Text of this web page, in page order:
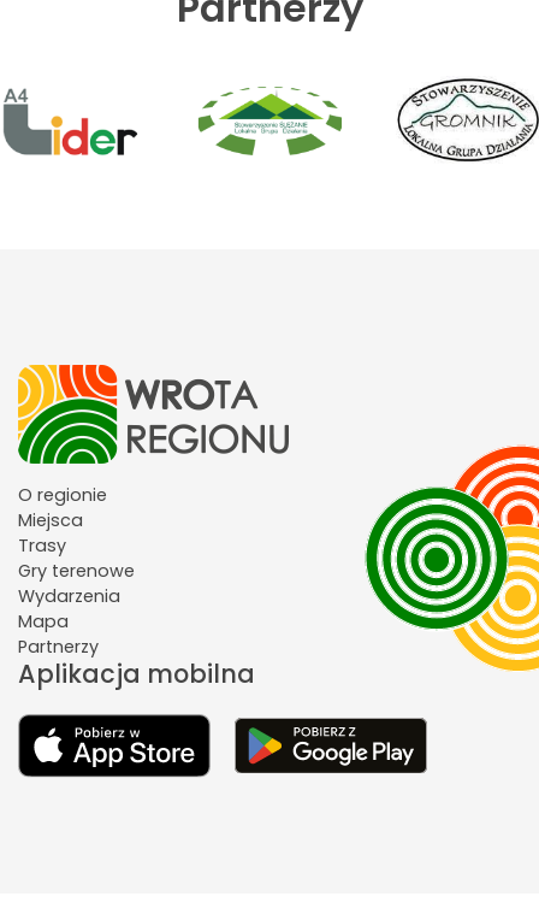
O regionie
Miejsca
Trasy
Gry terenowe
Wydarzenia
Mapa
Partnerzy
Aplikacja mobilna